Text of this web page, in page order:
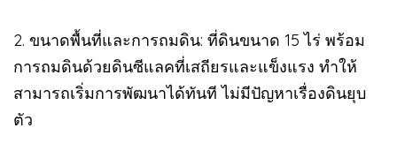
2. ขนาดพื้นที่และการถมดิน: ที่ดินขนาด 15 ไร่ พร้อม
การถมดินด้วยดินซีแลคที่เสถียรและแข็งแรง ทำให้
สามารถเริ่มการพัฒนาได้ทันที ไม่มีปัญหาเรื่องดินยุบ
ตัว